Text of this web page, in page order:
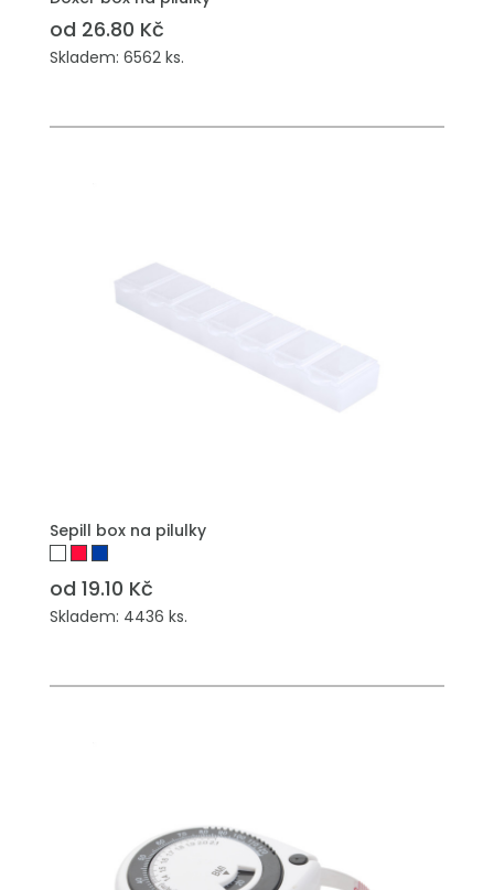
od 26.80 Kč
Skladem: 6562 ks.
Sepill box na pilulky
od 19.10 Kč
Skladem: 4436 ks.